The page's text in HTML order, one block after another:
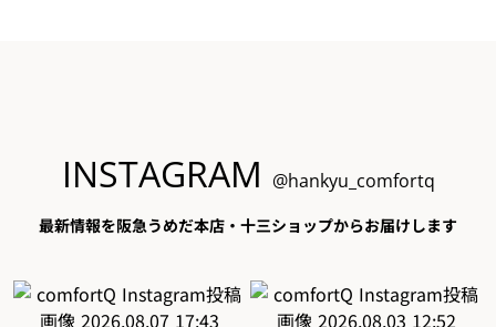
INSTAGRAM @hankyu_comfortq
最新情報を阪急うめだ本店・十三ショップからお届けします